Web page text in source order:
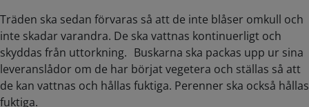
Träden ska sedan förvaras så att de inte blåser omkull och
inte skadar varandra. De ska vattnas kontinuerligt och
skyddas från uttorkning. Buskarna ska packas upp ur sina
leveranslådor om de har börjat vegetera och ställas så att
de kan vattnas och hållas fuktiga. Perenner ska också hållas
fuktiga.